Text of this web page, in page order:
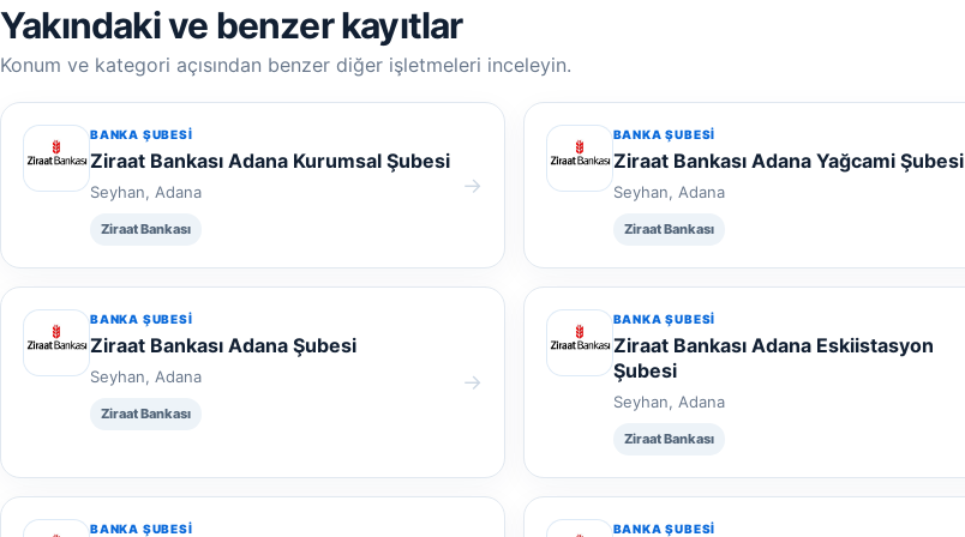
Yakındaki ve benzer kayıtlar
Konum ve kategori açısından benzer diğer işletmeleri inceleyin.
BANKA ŞUBESI
Ziraat Bankası Adana Kurumsal Şubesi
Seyhan, Adana
Ziraat Bankası
→
BANKA ŞUBESI
Ziraat Bankası Adana Yağcami Şubesi
Seyhan, Adana
Ziraat Bankası
BANKA ŞUBESI
Ziraat Bankası Adana Şubesi
Seyhan, Adana
Ziraat Bankası
→
BANKA ŞUBESI
Ziraat Bankası Adana Eskiistasyon
Şubesi
Seyhan, Adana
Ziraat Bankası
BANKA ŞUBESI BANKA ŞUBESI